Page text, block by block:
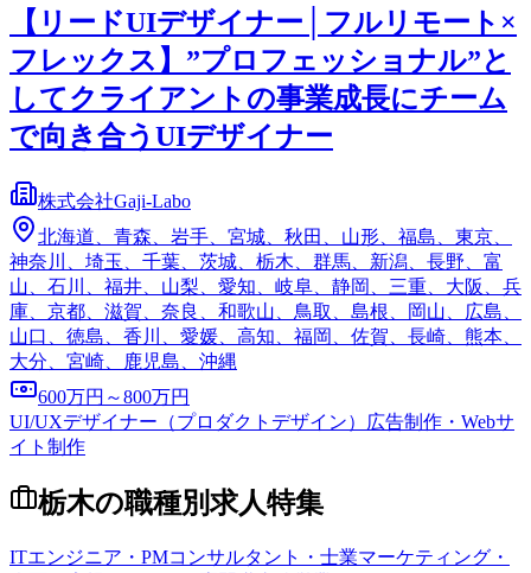
【リードUIデザイナー│フルリモート×
フレックス】”プロフェッショナル”と
してクライアントの事業成長にチーム
で向き合うUIデザイナー
株式会社Gaji-Labo
北海道、青森、岩手、宮城、秋田、山形、福島、東京、
神奈川、埼玉、千葉、茨城、栃木、群馬、新潟、長野、富
山、石川、福井、山梨、愛知、岐阜、静岡、三重、大阪、兵
庫、京都、滋賀、奈良、和歌山、鳥取、島根、岡山、広島、
山口、徳島、香川、愛媛、高知、福岡、佐賀、長崎、熊本、
大分、宮崎、鹿児島、沖縄
600万円～800万円
UI/UXデザイナー（プロダクトデザイン）
広告制作・Webサ
イト制作
栃木の職種別求人特集
ITエンジニア・PMコンサルタント・士業マーケティング・